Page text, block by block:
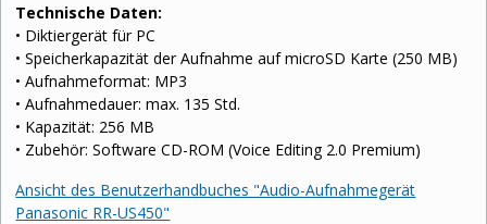
Technische Daten:
• Diktiergerät für PC
• Speicherkapazität der Aufnahme auf microSD Karte (250 MB)
• Aufnahmeformat: MP3
• Aufnahmedauer: max. 135 Std.
• Kapazität: 256 MB
• Zubehör: Software CD-ROM (Voice Editing 2.0 Premium)
Ansicht des Benutzerhandbuches "Audio-Aufnahmegerät
Panasonic RR-US450"